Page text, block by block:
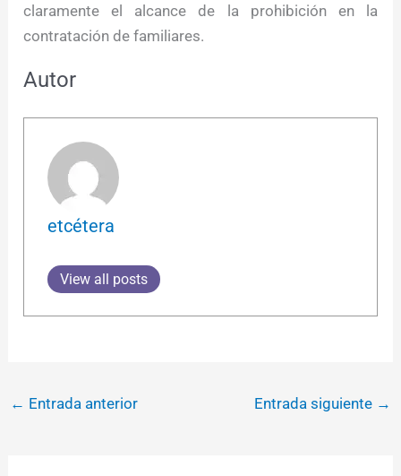
claramente el alcance de la prohibición en la
contratación de familiares.
Autor
etcétera
View all posts
← Entrada anterior Entrada siguiente →